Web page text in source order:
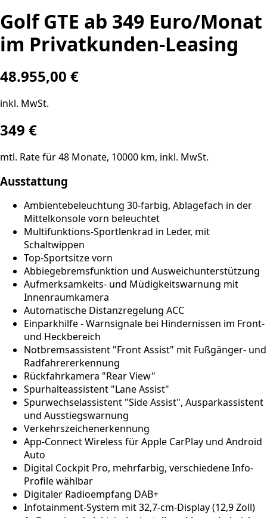
Golf GTE ab 349 Euro/Monat
im Privatkunden-Leasing
48.955,00 €
inkl. MwSt.
349 €
mtl. Rate für48 Monate, 10000 km, inkl. MwSt.
Ausstattung
Ambientebeleuchtung 30-farbig, Ablagefach in der
Mittelkonsole vorn beleuchtet
Multifunktions-Sportlenkrad in Leder, mit
Schaltwippen
Top-Sportsitze vorn
Abbiegebremsfunktion und Ausweichunterstützung
Aufmerksamkeits- und Müdigkeitswarnung mit
Innenraumkamera⁠
Automatische Distanzregelung ACC
Einparkhilfe - Warnsignale bei Hindernissen im Front-
und Heckbereich
Notbremsassistent "Front Assist" mit Fußgänger- und
Radfahrererkennung
Rückfahrkamera "Rear View"
Spurhalteassistent "Lane Assist"
Spurwechselassistent "Side Assist", Ausparkassistent
und Ausstiegswarnung
Verkehrszeichenerkennung
App-Connect Wireless für Apple CarPlay und Android
Auto
Digital Cockpit Pro, mehrfarbig, verschiedene Info-
Profile wählbar
Digitaler Radioempfang DAB+
Infotainment-System mit 32,7-cm-Display (12,9 Zoll)